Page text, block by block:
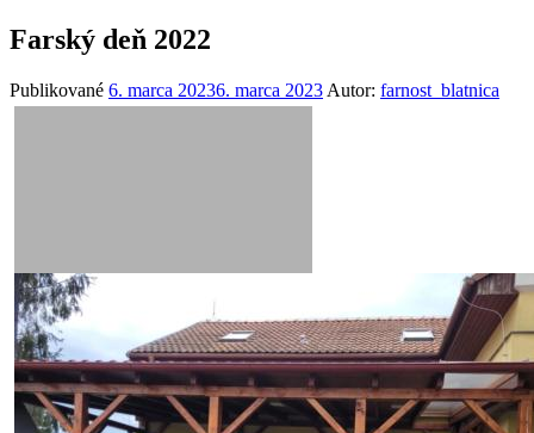
Farský deň 2022
Publikované 6. marca 20236. marca 2023 Autor: farnost_blatnica